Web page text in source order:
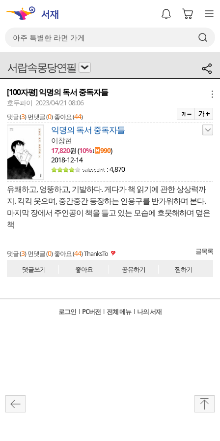
서랍속몽당연필
[100자평] 익명의 독서 중독자들
호두파이 2023/04/21 08:06
댓글 (3) 먼댓글 (0) 좋아요 (44)
익명의 독서 중독자들
이창현
17,820원 (10%↓ 990)
2018-12-14
: 4,870
유쾌하고, 엉뚱하고, 기발하다. 게다가 책 읽기에 관한 상상력까
지. 킥킥 웃으며, 중간중간 등장하는 인용구를 반가워하며 본다.
마지막 장에서 주인공이 책을 들고 있는 모습에 흐뭇해하며 덮은
책
댓글 (3) 먼댓글 (0) 좋아요 (44)ThanksTo 글목록
댓글쓰기 좋아요 공유하기 찜하기
로그인 l PC버전 l 전체 메뉴 l 나의 서재